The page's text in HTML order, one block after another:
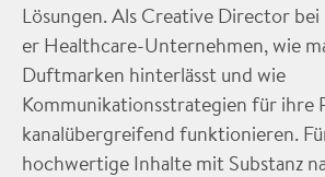
Lösungen. Als Creative Director
er Healthcare-Unternehmen, wie
Duftmarken hinterlässt und wie
Kommunikationsstrategien für ihre
kanalübergreifend funktionieren.
hochwertige Inhalte mit Substanz